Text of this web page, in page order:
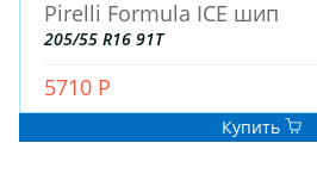
ЛЕТНИЕ
ДЛЯ СПЕЦТЕХНИКИ
Pirelli Formula ICE шип
205/55 R16 91T
5710 Р
Купить